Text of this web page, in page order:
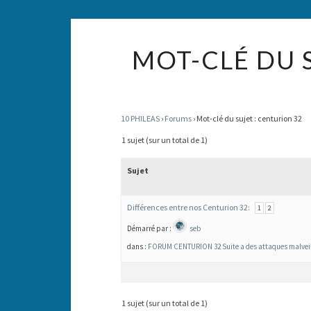
MOT-CLÉ DU
10 PHILEAS › Forums › Mot-clé du sujet : centurion 32
1 sujet (sur un total de 1)
Sujet
Différences entre nos Centurion 32: 1 2
Démarré par :
seb
dans : FORUM CENTURION 32 Suite a des attaques
1 sujet (sur un total de 1)